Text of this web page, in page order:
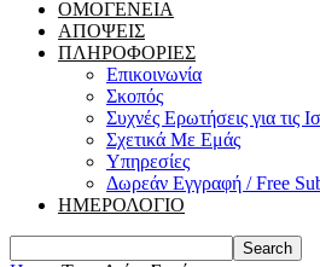
ΟΜΟΓΕΝΕΙΑ
ΑΠΟΨΕΙΣ
ΠΛΗΡΟΦΟΡΙΕΣ
Επικοινωνία
Σκοπός
Συχνές Ερωτήσεις για τις
Σχετικά Με Εμάς
Υπηρεσίες
Δωρεάν Εγγραφή / Free
ΗΜΕΡΟΛΟΓΙΟ